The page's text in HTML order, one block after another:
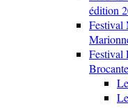
édition
Festival
Festival